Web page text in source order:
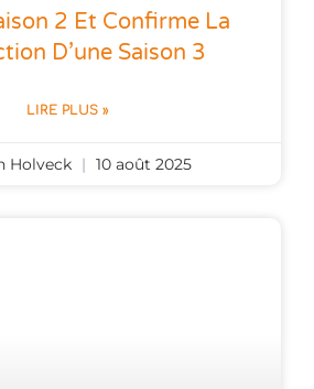
2 Et Confirme La
D’une Saison 3
LIRE PLUS »
Holveck 10 août 2025